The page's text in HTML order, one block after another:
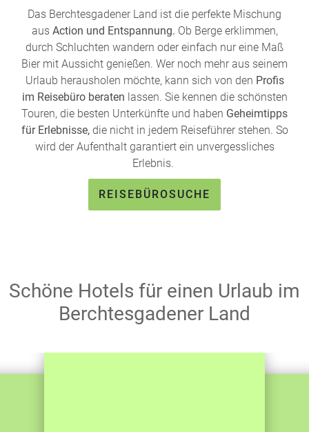
Das Berchtesgadener Land ist die perfekte Mischung
aus Action und Entspannung. Ob Berge erklimmen,
durch Schluchten wandern oder einfach nur eine Maß
Bier mit Aussicht genießen. Wer noch mehr aus seinem
Urlaub herausholen möchte, kann sich von den Profis
im Reisebüro beraten lassen. Sie kennen die schönsten
Touren, die besten Unterkünfte und haben Geheimtipps
für Erlebnisse, die nicht in jedem Reiseführer stehen. So
wird der Aufenthalt garantiert ein unvergessliches
Erlebnis.
REISEBÜROSUCHE
Schöne Hotels für einen Urlaub im
Berchtesgadener Land